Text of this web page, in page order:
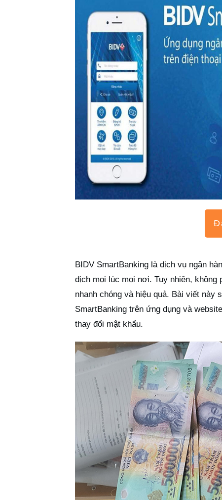
BIDV SmartBanking là dịch vụ ngân
dịch mọi lúc mọi nơi. Tuy nhiên, không
nhanh chóng và hiệu quả. Bài viết này
SmartBanking trên ứng dụng và
thay đổi mật khẩu.